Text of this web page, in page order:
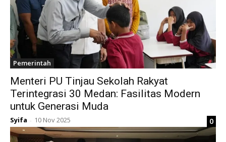
Pemerintah
Menteri PU Tinjau Sekolah Rakyat
Terintegrasi 30 Medan: Fasilitas Modern
untuk Generasi Muda
Syifa - 10 Nov 2025 0